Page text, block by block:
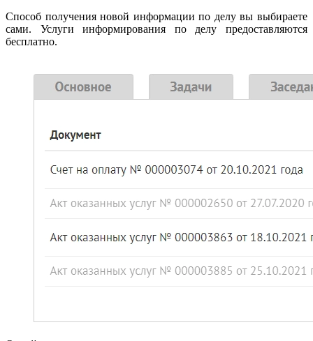
Способ получения новой информации по делу вы выбираете
сами. Услуги информирования по делу предоставляются
бесплатно.